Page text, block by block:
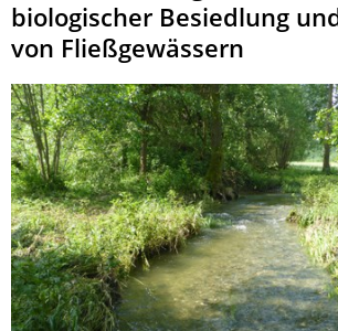
biologischer Besiedlung
von Fließgewässern